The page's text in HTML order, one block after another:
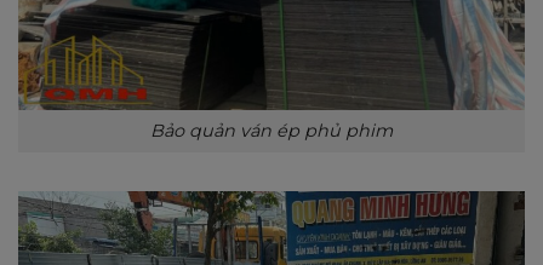
Bảo quản ván ép phủ phim